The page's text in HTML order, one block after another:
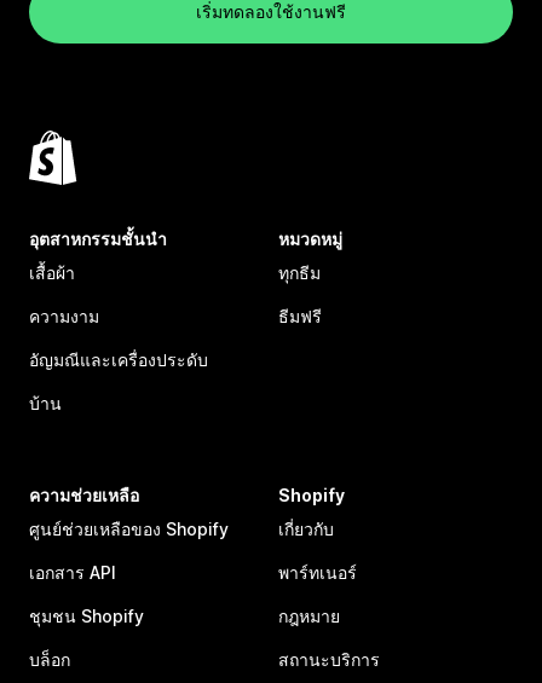
เริ่มทดลองใช้งานฟรี
อุตสาหกรรมชั้นนำ
เสื้อผ้า
ความงาม
อัญมณีและเครื่องประดับ
บ้าน
หมวดหมู่
ทุกธีม
ธีมฟรี
ความช่วยเหลือ
ศูนย์ช่วยเหลือของ Shopify
เอกสาร API
ชุมชน Shopify
บล็อก
Shopify
เกี่ยวกับ
พาร์ทเนอร์
กฎหมาย
สถานะบริการ